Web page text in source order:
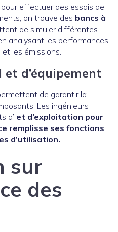
effectuer des essais de
on trouve des bancs à
de simuler différentes
analysant les performances
les émissions.
d’équipement
de garantir la
Les ingénieurs
d’ et d’exploitation pour
remplisse ses fonctions
d’utilisation.
sur
des